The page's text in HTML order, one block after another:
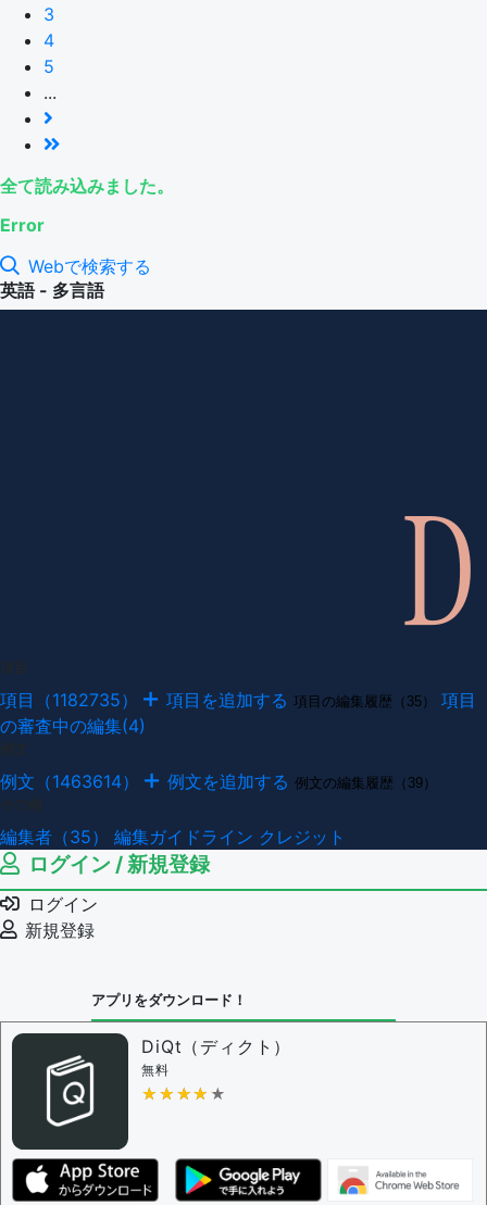
3
4
5
...
全て読み込みました。
Error
Webで検索する
英語 - 多言語
項目（1182735） 項目を追加する 項目の編集履歴（35）
項目
の審査中の編集(4)
例文（1463614） 例文を追加する 例文の編集履歴（39）
編集者（35） 編集ガイドライン クレジット
ログイン / 新規登録
ログイン
新規登録
アプリをダウンロード！
DiQt（ディクト）
無料
★★★★★
★★★★★